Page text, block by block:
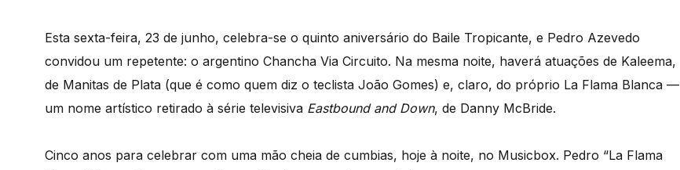
Esta sexta-feira, 23 de junho, celebra-se o quinto aniversário do Baile Tropicante, e Pedro Azevedo
convidou um repetente: o argentino Chancha Via Circuito. Na mesma noite, haverá atuações de Kaleema,
de Manitas de Plata (que é como quem diz o teclista João Gomes) e, claro, do próprio La Flama Blanca —
um nome artístico retirado à série televisiva Eastbound and Down, de Danny McBride.
Cinco anos para celebrar com uma mão cheia de cumbias, hoje à noite, no Musicbox. Pedro “La Flama